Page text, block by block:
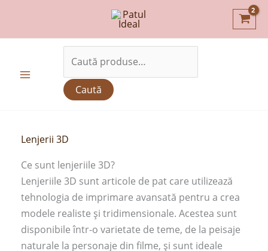
content
Caută
după:
Caută
b
i
l
i
t
Lenjerii 3D
Ce sunt lenjeriile 3D?
Lenjeriile 3D sunt articole de pat care utilizează
tehnologia de imprimare avansată pentru a crea
modele realiste și tridimensionale. Acestea sunt
disponibile într-o varietate de teme, de la peisaje
naturale la personaje din filme, și sunt ideale